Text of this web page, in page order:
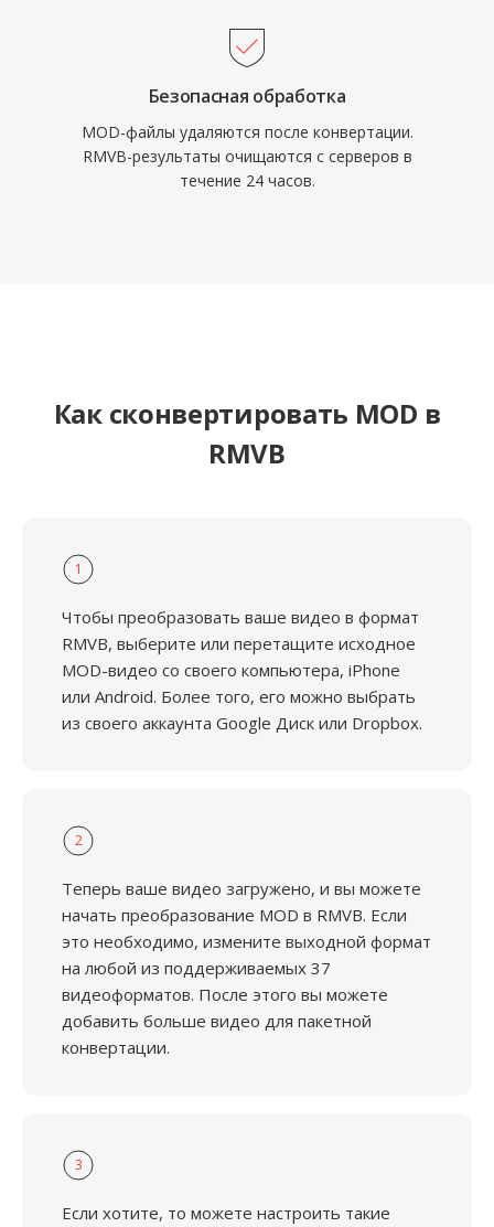
пользовательскую базу на азиатских рынках
и по-прежнему встречается в онлайн-
архивах медиа и персональных
видеоколлекциях середины 2000-х.
Безопасная обработка
MOD-файлы удаляются после конвертации.
RMVB-результаты очищаются с серверов в
течение 24 часов.
Как сконвертировать MOD в
RMVB
1
Чтобы преобразовать ваше видео в формат
RMVB, выберите или перетащите исходное
MOD-видео со своего компьютера, iPhone
или Android. Более того, его можно выбрать
из своего аккаунта Google Диск или Dropbox.
2
Теперь ваше видео загружено, и вы можете
начать преобразование MOD в RMVB. Если
это необходимо, измените выходной формат
на любой из поддерживаемых 37
видеоформатов. После этого вы можете
добавить больше видео для пакетной
конвертации.
3
Если хотите, то можете настроить такие